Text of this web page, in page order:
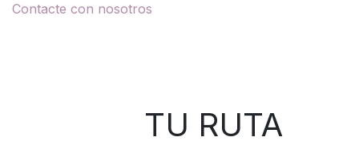
Contacte con nosotros
TU RUTA